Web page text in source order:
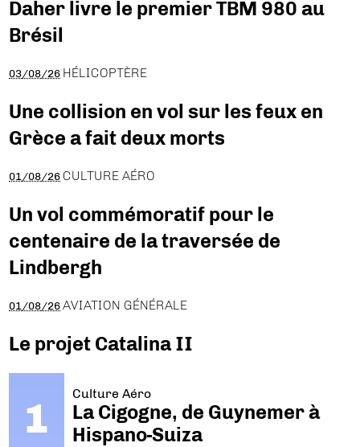
Daher livre le premier TBM 980 au
Brésil
03/08/26 HÉLICOPTÈRE
Une collision en vol sur les feux en
Grèce a fait deux morts
01/08/26 CULTURE AÉRO
Un vol commémoratif pour le
centenaire de la traversée de
Lindbergh
01/08/26 AVIATION GÉNÉRALE
Le projet Catalina II
Culture Aéro
La Cigogne, de Guynemer à
Hispano-Suiza